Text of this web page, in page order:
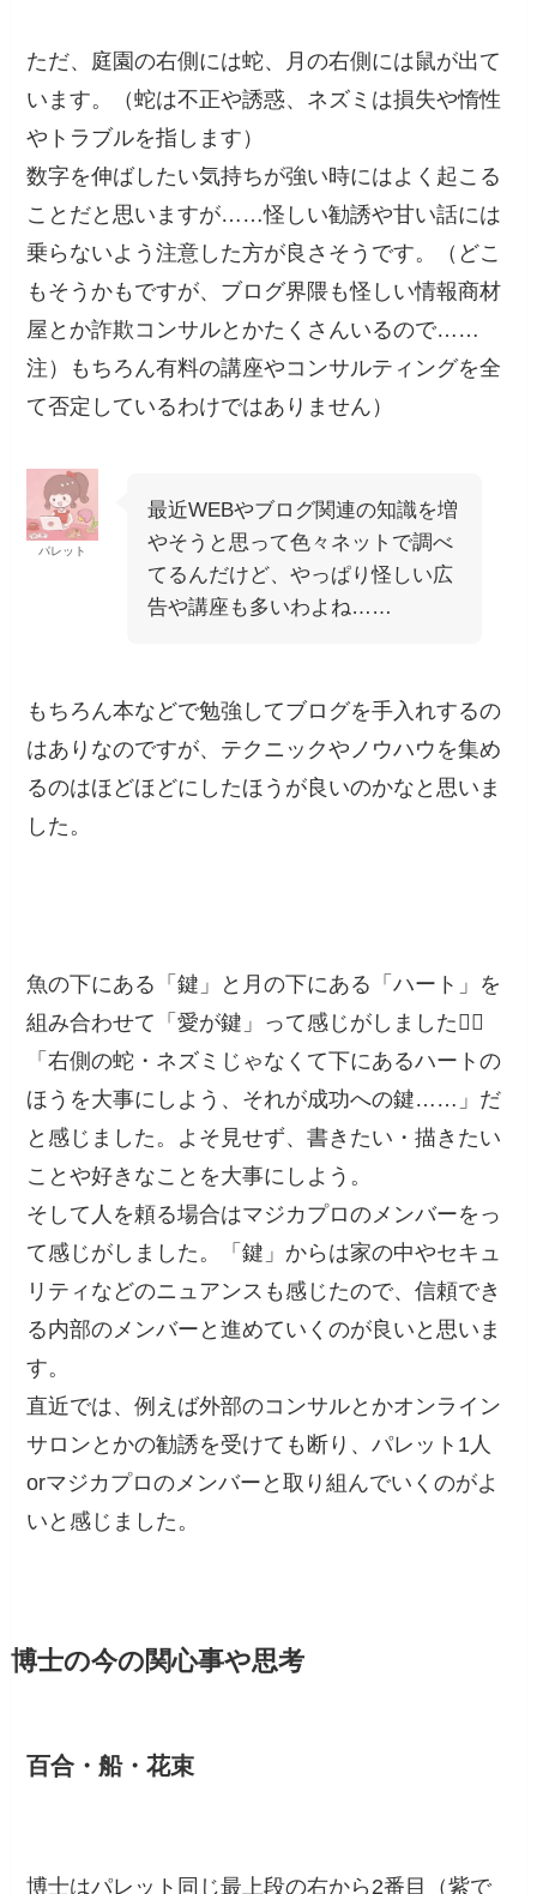
ただ、庭園の右側には蛇、月の右側には鼠が出て
います。（蛇は不正や誘惑、ネズミは損失や惰性
やトラブルを指します）
数字を伸ばしたい気持ちが強い時にはよく起こる
ことだと思いますが……怪しい勧誘や甘い話には
乗らないよう注意した方が良さそうです。（どこ
もそうかもですが、ブログ界隈も怪しい情報商材
屋とか詐欺コンサルとかたくさんいるので……
注）もちろん有料の講座やコンサルティングを全
て否定しているわけではありません）
パレット
最近WEBやブログ関連の知識を増
やそうと思って色々ネットで調べ
てるんだけど、やっぱり怪しい広
告や講座も多いわよね……
もちろん本などで勉強してブログを手入れするの
はありなのですが、テクニックやノウハウを集め
るのはほどほどにしたほうが良いのかなと思いま
した。
魚の下にある「鍵」と月の下にある「ハート」を
組み合わせて「愛が鍵」って感じがしました❤️‍🔥
「右側の蛇・ネズミじゃなくて下にあるハートの
ほうを大事にしよう、それが成功への鍵……」だ
と感じました。よそ見せず、書きたい・描きたい
ことや好きなことを大事にしよう。
そして人を頼る場合はマジカプロのメンバーをっ
て感じがしました。「鍵」からは家の中やセキュ
リティなどのニュアンスも感じたので、信頼でき
る内部のメンバーと進めていくのが良いと思いま
す。
直近では、例えば外部のコンサルとかオンライン
サロンとかの勧誘を受けても断り、パレット1人
orマジカプロのメンバーと取り組んでいくのがよ
いと感じました。
博士の今の関心事や思考
百合・船・花束
博士はパレット同じ最上段の右から2番目（紫で